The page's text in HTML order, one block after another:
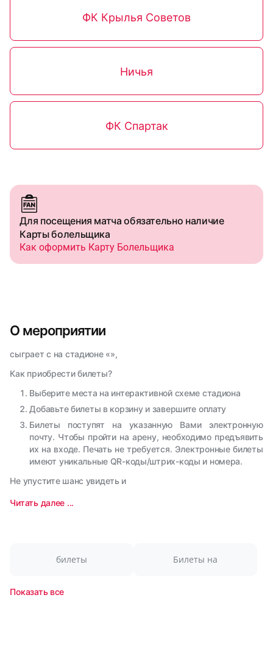
ФК Крылья Советов
Ничья
ФК Спартак
Для посещения матча обязательно наличие
Карты болельщика
Как оформить Карту Болельщика
О мероприятии
сыграет с на стадионе «»,
Как приобрести билеты?
Выберите места на интерактивной схеме стадиона
Добавьте билеты в корзину и завершите оплату
Билеты поступят на указанную Вами электронную
почту. Чтобы пройти на арену, необходимо предъявить
их на входе. Печать не требуется. Электронные билеты
имеют уникальные QR-коды/штрих-коды и номера.
Не упустите шанс увидеть и
Читать далее ...
билеты Билеты на
Показать все